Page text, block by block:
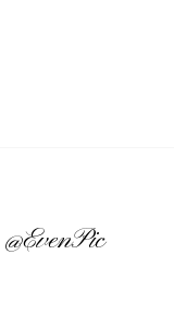
@EvenPic